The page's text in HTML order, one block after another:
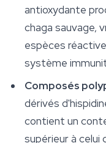
antioxydante
chaga sauvage,
espèces
système
Composés
dérivés
contient un
supérieur à